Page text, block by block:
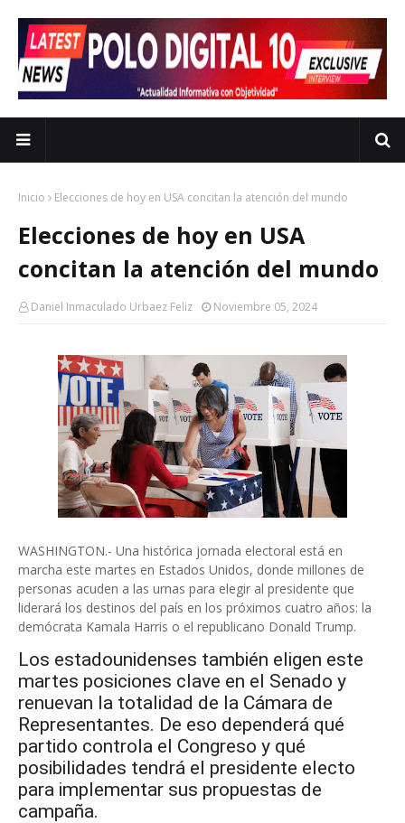
Inicio Elecciones de hoy en USA concitan la atención del mundo
Elecciones de hoy en USA
concitan la atención del mundo
Daniel Inmaculado Urbaez Feliz Noviembre 05, 2024
WASHINGTON.- Una histórica jornada electoral está en
marcha este martes en Estados Unidos, donde millones de
personas acuden a las urnas para elegir al presidente que
liderará los destinos del país en los próximos cuatro años: la
demócrata Kamala Harris o el republicano Donald Trump.
Los estadounidenses también eligen este
martes posiciones clave en el Senado y
renuevan la totalidad de la Cámara de
Representantes. De eso dependerá qué
partido controla el Congreso y qué
posibilidades tendrá el presidente electo
para implementar sus propuestas de
campaña.